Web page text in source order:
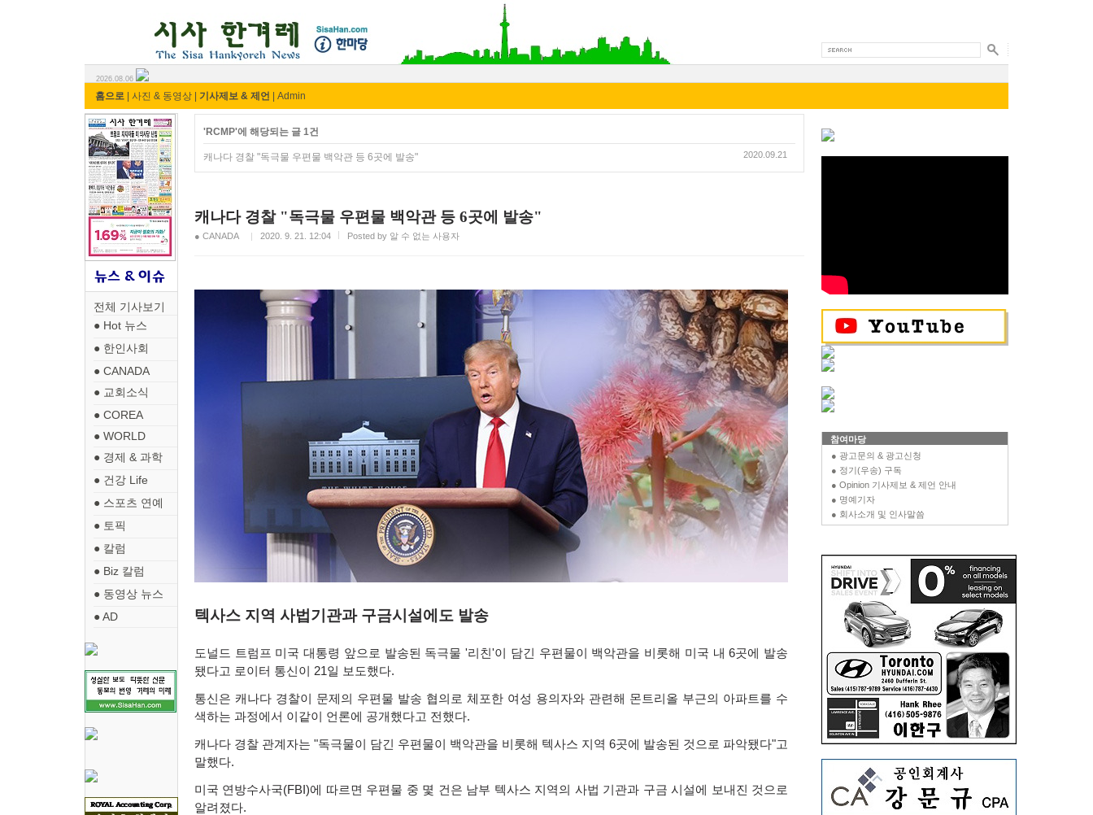
2026.08.06
홈으로 사진 & 동영상 기사제보 & 제언 Admin
전체 기사보기
● Hot 뉴스
● 한인사회
● CANADA
● 교회소식
● COREA
● WORLD
● 경제 & 과학
● 건강 Life
● 스포츠 연예
● 토픽
● 칼럼
● Biz 칼럼
● 동영상 뉴스
● AD
'RCMP'에 해당되는 글 1건
2020.09.21
캐나다 경찰 "독극물 우편물 백악관 등 6곳에 발송"
캐나다 경찰 "독극물 우편물 백악관 등 6곳에 발송"
● CANADA 2020. 9. 21. 12:04 Posted by 알 수 없는 사용자
텍사스 지역 사법기관과 구금시설에도 발송
도널드 트럼프 미국 대통령 앞으로 발송된 독극물'리친'이 담긴 우편물이 백악관을 비롯해 미국 내6곳에 발송
됐다고 로이터 통신이 21일 보도했다.
통신은 캐나다 경찰이 문제의 우편물 발송 협의로 체포한 여성 용의자와 관련해 몬트리올 부근의 아파트를 수
색하는 과정에서 이같이 언론에 공개했다고 전했다.
캐나다 경찰 관계자는 "독극물이 담긴 우편물이 백악관을 비롯해 텍사스 지역 6곳에 발송된 것으로 파악됐다"고
말했다.
미국 연방수사국(FBI)에 따르면 우편물 중 몇 건은 남부 텍사스 지역의 사법 기관과 구금 시설에 보내진 것으로
알려졌다.
참여마당
● 광고문의 & 광고신청
● 정기(우송) 구독
● Opinion 기사제보 & 제언 안내
● 명예기자
● 회사소개 및 인사말씀